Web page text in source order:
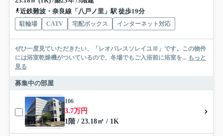
近鉄難波・奈良線「八戸ノ里」駅 徒歩19分
駐輪場 CATV 宅配ボックス インターネット対応
ぜひ一度見ていただきたい、「レオパレスソレイユⅢ」です。この物件
には浴室乾燥機がついているので、冬場でもご入浴前に浴室を... もっと
見る
募集中の部屋
106
3.7万円
1階 / 23.18㎡ / 1K